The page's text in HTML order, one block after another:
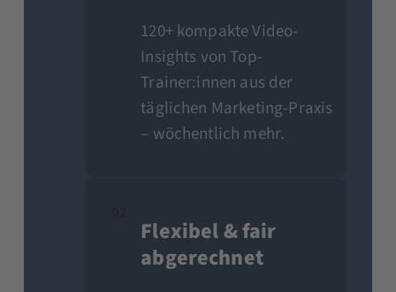
120+ kompakte Video-
Insights von Top-
Trainer:innen aus der
täglichen Marketing-Praxis
– wöchentlich mehr.
Flexibel & fair
abgerechnet